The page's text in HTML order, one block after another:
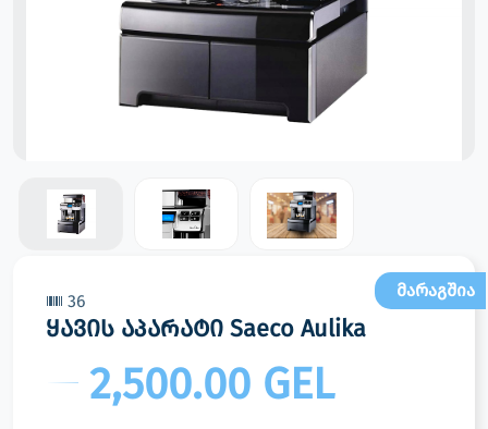
36
მარაგშია
ყავის აპარატი Saeco Aulika
2,500.00 GEL